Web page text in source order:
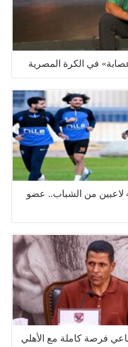
في الكرة المصرية
الزمالك يكشف أسباب استبعاد 4 لاعبين من الشباب.. عضو
فرصة كاملة مع الأهلي